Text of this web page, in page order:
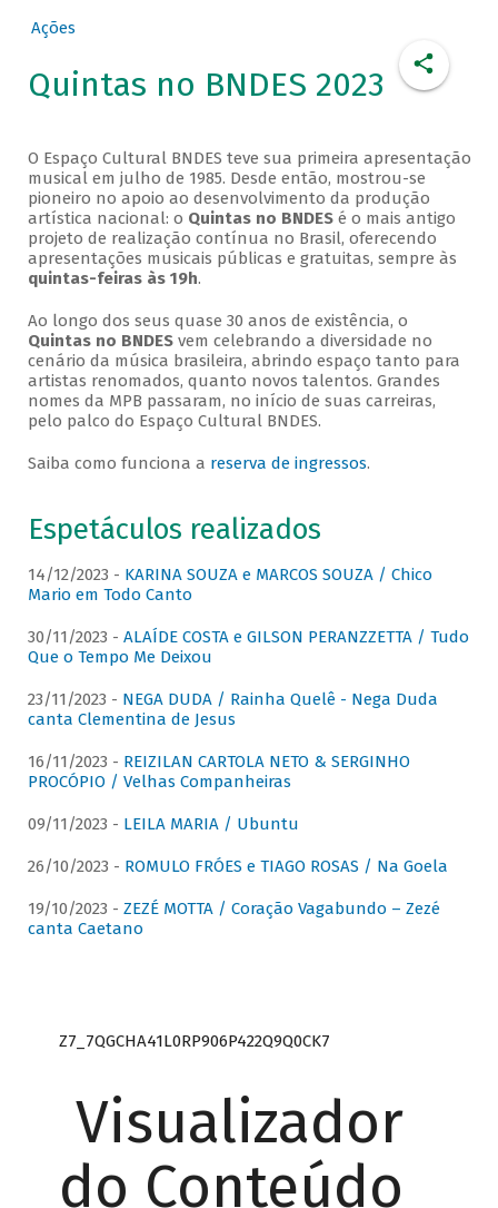
Ações
Quintas no BNDES 2023
O Espaço Cultural BNDES teve sua primeira apresentação
musical em julho de 1985. Desde então, mostrou-se
pioneiro no apoio ao desenvolvimento da produção
artística nacional: o Quintas no BNDESé o mais antigo
projeto de realização contínua no Brasil, oferecendo
apresentações musicais públicas e gratuitas, sempre às
quintas-feiras às 19h.
Ao longo dos seus quase 30 anos de existência, o
Quintas no BNDESvem celebrando a diversidade no
cenário da música brasileira, abrindo espaço tanto para
artistas renomados, quanto novos talentos. Grandes
nomes da MPB passaram, no início de suas carreiras,
pelo palco do Espaço Cultural BNDES.
Saiba como funciona a reserva de ingressos.
Espetáculos realizados
14/12/2023 - KARINA SOUZA e MARCOS SOUZA / Chico
Mario em Todo Canto
30/11/2023 - ALAÍDE COSTA e GILSON PERANZZETTA / Tudo
Que o Tempo Me Deixou
23/11/2023 - NEGA DUDA / Rainha Quelê - Nega Duda
canta Clementina de Jesus
16/11/2023 - REIZILAN CARTOLA NETO & SERGINHO
PROCÓPIO / Velhas Companheiras
09/11/2023 - LEILA MARIA / Ubuntu
26/10/2023 - ROMULO FRÓES e TIAGO ROSAS / Na Goela
19/10/2023 - ZEZÉ MOTTA / Coração Vagabundo – Zezé
canta Caetano
Z7_7QGCHA41L0RP906P422Q9Q0CK7
Visualizador
do Conteúdo